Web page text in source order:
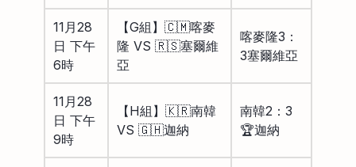
11月28
日 下午
6時
【G組】🇨🇲喀麥
隆 VS 🇷🇸塞爾維
亞
喀麥隆3：
3塞爾維亞
11月28
日 下午
9時
【H組】🇰🇷南韓
VS 🇬🇭迦納
南韓2：3
🏆迦納